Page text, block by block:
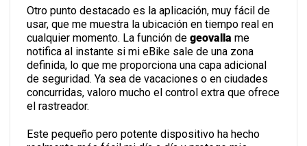
Otro punto destacado es la aplicación, muy fácil de
usar, que me muestra la ubicación en tiempo real en
cualquier momento. La función degeovallame
notifica al instante si mi eBike sale de una zona
definida, lo que me proporciona una capa adicional
de seguridad. Ya sea de vacaciones o en ciudades
concurridas, valoro mucho el control extra que
ofrece el rastreador.
Este pequeño pero potente dispositivo ha hecho